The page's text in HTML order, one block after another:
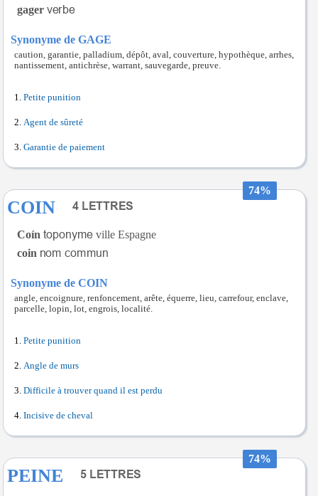
gager
Synonyme de GAGE
caution, garantie, palladium, dépôt, aval, couverture, hypothèque, arrhes,
nantissement, antichrèse, warrant, sauvegarde, preuve.
Petite punition
Agent de sûreté
Garantie de paiement
74%
COIN
Coín
ville Espagne
coin
Synonyme de COIN
angle, encoignure, renfoncement, arête, équerre, lieu, carrefour, enclave,
parcelle, lopin, lot, engrois, localité.
Petite punition
Angle de murs
Difficile à trouver quand il est perdu
Incisive de cheval
74%
PEINE